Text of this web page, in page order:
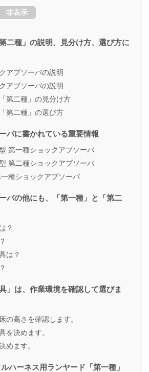
非表示
二種」の説明、見分け方、選び方に
アブソーバの説明
アブソーバの説明
第二種」の見分け方
第二種」の選び方
バに書かれている重要情報
第一種ショックアブソーバ
第二種ショックアブソーバ
種ショックアブソーバ
バの他にも、「第一種」と「第二
？
は？
」は、作業環境を確認して選びま
の高さを確認します。
を決めます。
めます。
ルハーネス用ランヤード「第一種」